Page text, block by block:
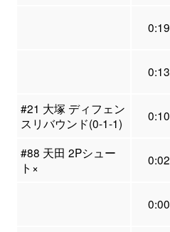
0:19
0:13
#21 大塚 ディフェン
スリバウンド(0-1-1)
0:10
#88 天田 2Pシュー
ト×
0:02
0:00